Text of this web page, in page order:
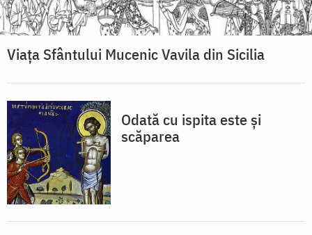
Viaţa Sfântului Mucenic Vavila din Sicilia
Odată cu ispita este şi
scăparea